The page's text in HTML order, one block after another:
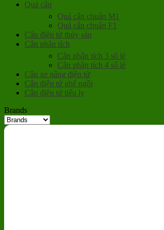
Quả cân
Quả cân chuẩn M1
Quả cân chuẩn F1
Cân điện tử thủy sản
Cân phân tích
Cân phân tích 3 số lẻ
Cân phân tích 4 số lẻ
Cân xe nâng điện tử
Cân điện tử ghế ngồi
Cân điện tử tiểu ly
Brands